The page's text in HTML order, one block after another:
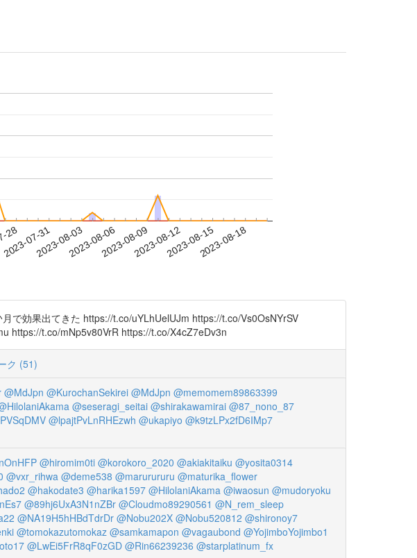
28
2023-07-312023-08-032023-08-062023-08-092023-08-122023-08-152023-08-18
で効果出てきた https://t.co/uYLhUelUJm https://t.co/Vs0OsNYrSV
https://t.co/mNp5v80VrR https://t.co/X4cZ7eDv3n
ク (51)
@MdJpn @KurochanSekirei @MdJpn @memomem89863399
@seseragi_seitai @shirakawamirai @87_nono_87
@lpajtPvLnRHEzwh @ukapiyo @k9tzLPx2fD6IMp7
@hiromim0ti @korokoro_2020 @akiakitaiku @yosita0314
@vxr_rihwa @deme538 @marurururu @maturika_flower
@hakodate3 @harika1597 @HilolaniAkama @iwaosun @mudoryoku
@89hj6UxA3N1nZBr @Cloudmo89290561 @N_rem_sleep
@NA19H5hHBdTdrDr @Nobu202X @Nobu520812 @shironoy7
@tomokazutomokaz @samkamapon @vagaubond @YojimboYojimbo1
@LwEi5FrR8qF0zGD @Rin66239236 @starplatinum_fx